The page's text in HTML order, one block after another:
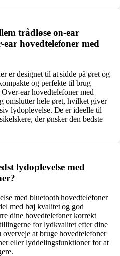
trådløse on-ear
ear hovedtelefoner med
er designet til at sidde på øret og
og perfekte til brug
ear hovedtelefoner med
omslutter hele øret, hvilket giver
lydoplevelse. De er ideelle til
der ønsker den bedste
lydoplevelse med
med bluetooth hovedtelefoner
med høj kvalitet og god
dine hovedtelefoner korrekt
for lydkvalitet efter dine
at bruge hovedtelefoner
eller lyddelingsfunktioner for at